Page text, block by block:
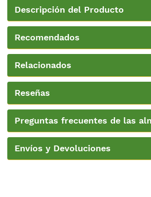
Descripción del Producto
Recomendados
Relacionados
Reseñas
Preguntas frecuentes de las
Envíos y Devoluciones